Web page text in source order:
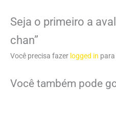
Seja o primeiro a
chan”
Você precisa fazer logged in
Você também pode